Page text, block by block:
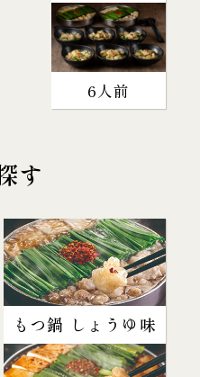
6人前
す
もつ鍋 しょうゆ味